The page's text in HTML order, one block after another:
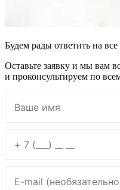
Будем рады ответить на
Оставьте заявку и мы вам
и проконсультируем по